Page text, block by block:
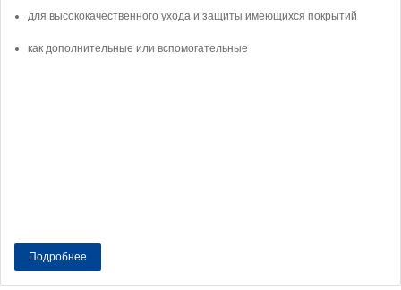
для высококачественного ухода и защиты имеющихся покрытий
как дополнительные или вспомогательные
Подробнее